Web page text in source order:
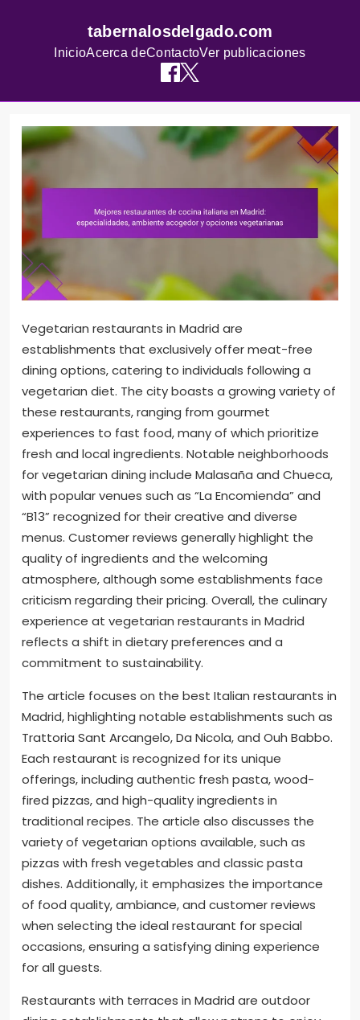
tabernalosdelgado.com
InicioAcerca deContactoVer publicaciones
content
Vegetarian restaurants in Madrid are
establishments that exclusively offer meat-free
dining options, catering to individuals following a
vegetarian diet. The city boasts a growing variety of
these restaurants, ranging from gourmet
experiences to fast food, many of which prioritize
fresh and local ingredients. Notable neighborhoods
for vegetarian dining include Malasaña and Chueca,
with popular venues such as “La Encomienda” and
“B13” recognized for their creative and diverse
menus. Customer reviews generally highlight the
quality of ingredients and the welcoming
atmosphere, although some establishments face
criticism regarding their pricing. Overall, the culinary
experience at vegetarian restaurants in Madrid
reflects a shift in dietary preferences and a
commitment to sustainability.
The article focuses on the best Italian restaurants in
Madrid, highlighting notable establishments such as
Trattoria Sant Arcangelo, Da Nicola, and Ouh Babbo.
Each restaurant is recognized for its unique
offerings, including authentic fresh pasta, wood-
fired pizzas, and high-quality ingredients in
traditional recipes. The article also discusses the
variety of vegetarian options available, such as
pizzas with fresh vegetables and classic pasta
dishes. Additionally, it emphasizes the importance
of food quality, ambiance, and customer reviews
when selecting the ideal restaurant for special
occasions, ensuring a satisfying dining experience
for all guests.
Restaurants with terraces in Madrid are outdoor